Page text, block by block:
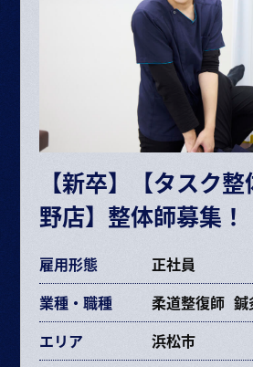
ボーナス・賞与（業
昇給 半年に1
※給与は経験
※試用期間6ヶ月（期
※固定残業時間を超えた
交通費規定支
各種手当あり
【新卒】【タスク
野店】整体師募集！
雇用形態
正社員
業種・職種
柔道整復師 鍼
エリア
浜松市